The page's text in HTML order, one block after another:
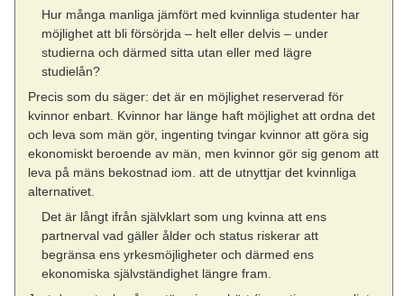
Hur många manliga jämfört med kvinnliga studenter har
möjlighet att bli försörjda – helt eller delvis – under
studierna och därmed sitta utan eller med lägre
studielån?
Precis som du säger: det är en möjlighet reserverad för
kvinnor enbart. Kvinnor har länge haft möjlighet att ordna det
och leva som män gör, ingenting tvingar kvinnor att göra sig
ekonomiskt beroende av män, men kvinnor gör sig genom att
leva på mäns bekostnad iom. att de utnyttjar det kvinnliga
alternativet.
Det är långt ifrån självklart som ung kvinna att ens
partnerval vad gäller ålder och status riskerar att
begränsa ens yrkesmöjligheter och därmed ens
ekonomiska självständighet längre fram.